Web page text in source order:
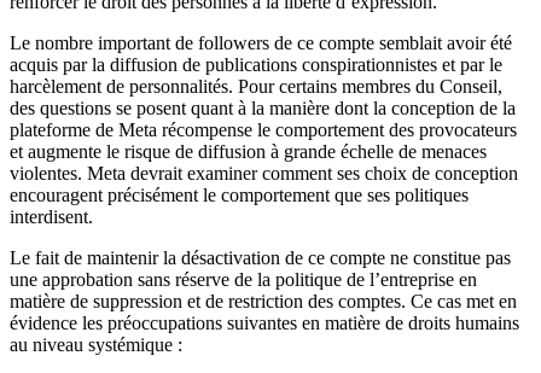
Le nombre important de followers de ce compte semblait avoir été
acquis par la diffusion de publications conspirationnistes et par le
harcèlement de personnalités. Pour certains membres du Conseil,
des questions se posent quant à la manière dont la conception de la
plateforme de Meta récompense le comportement des provocateurs
et augmente le risque de diffusion à grande échelle de menaces
violentes. Meta devrait examiner comment ses choix de conception
encouragent précisément le comportement que ses politiques
interdisent.
Le fait de maintenir la désactivation de ce compte ne constitue pas
une approbation sans réserve de la politique de l’entreprise en
matière de suppression et de restriction des comptes. Ce cas met en
évidence les préoccupations suivantes en matière de droits humains
au niveau systémique :